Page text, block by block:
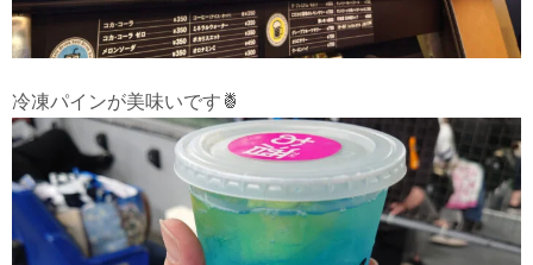
冷凍パインが美味いです🍍